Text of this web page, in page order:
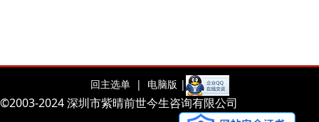
回主选单 | 电脑版 |
©2003-2024 深圳市紫晴前世今生咨询有限公司